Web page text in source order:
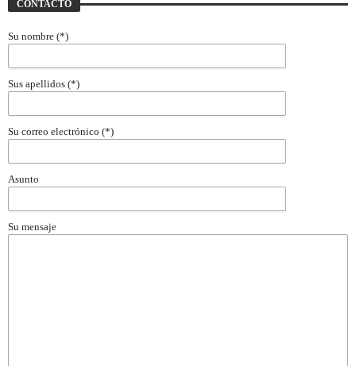
CONTACTO
Su nombre (*)
Sus apellidos (*)
Su correo electrónico (*)
Asunto
Su mensaje